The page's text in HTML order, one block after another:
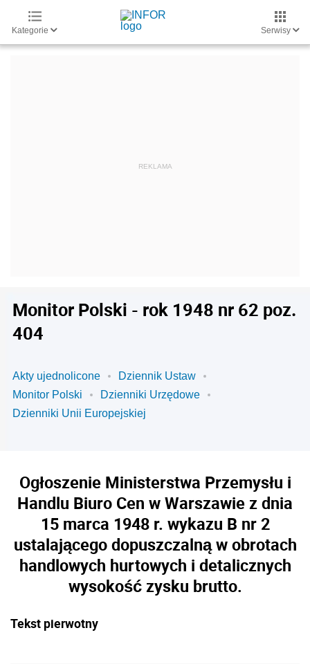
Kategorie Serwisy
Monitor Polski - rok 1948 nr 62 poz.
404
Akty ujednolicone
Dziennik Ustaw
Monitor Polski
Dzienniki Urzędowe
Dzienniki Unii Europejskiej
Ogłoszenie Ministerstwa Przemysłu i
Handlu Biuro Cen w Warszawie z dnia
15 marca 1948 r. wykazu B nr 2
ustalającego dopuszczalną w obrotach
handlowych hurtowych i detalicznych
wysokość zysku brutto.
Tekst pierwotny